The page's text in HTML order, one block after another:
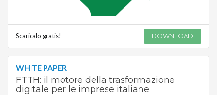
Scaricalo gratis! DOWNLOAD
WHITE PAPER
FTTH: il motore della trasformazione
digitale per le imprese italiane